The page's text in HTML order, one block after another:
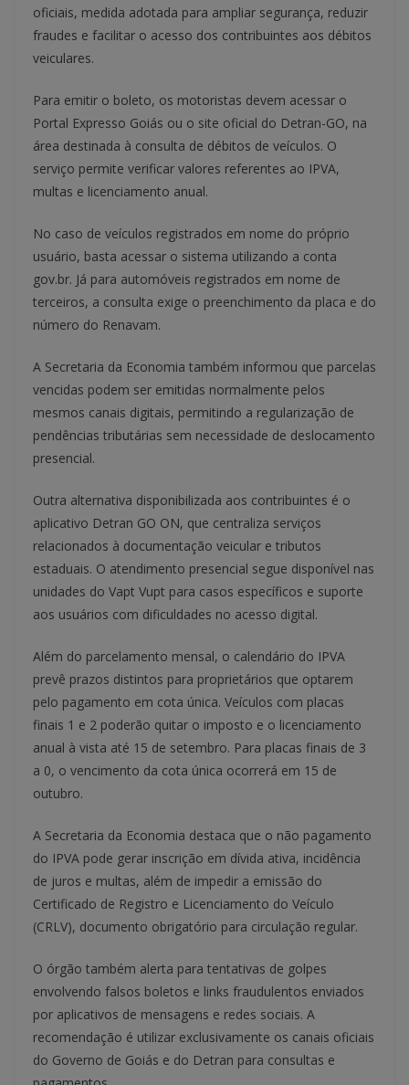
oficiais, medida adotada para ampliar segurança, reduzir
fraudes e facilitar o acesso dos contribuintes aos débitos
veiculares.
Para emitir o boleto, os motoristas devem acessar o
Portal Expresso Goiás ou o site oficial do Detran-GO, na
área destinada à consulta de débitos de veículos. O
serviço permite verificar valores referentes ao IPVA,
multas e licenciamento anual.
No caso de veículos registrados em nome do próprio
usuário, basta acessar o sistema utilizando a conta
gov.br. Já para automóveis registrados em nome de
terceiros, a consulta exige o preenchimento da placa e do
número do Renavam.
A Secretaria da Economia também informou que parcelas
vencidas podem ser emitidas normalmente pelos
mesmos canais digitais, permitindo a regularização de
pendências tributárias sem necessidade de deslocamento
presencial.
Outra alternativa disponibilizada aos contribuintes é o
aplicativo Detran GO ON, que centraliza serviços
relacionados à documentação veicular e tributos
estaduais. O atendimento presencial segue disponível nas
unidades do Vapt Vupt para casos específicos e suporte
aos usuários com dificuldades no acesso digital.
Além do parcelamento mensal, o calendário do IPVA
prevê prazos distintos para proprietários que optarem
pelo pagamento em cota única. Veículos com placas
finais 1 e 2 poderão quitar o imposto e o licenciamento
anual à vista até 15 de setembro. Para placas finais de 3
a 0, o vencimento da cota única ocorrerá em 15 de
outubro.
A Secretaria da Economia destaca que o não pagamento
do IPVA pode gerar inscrição em dívida ativa, incidência
de juros e multas, além de impedir a emissão do
Certificado de Registro e Licenciamento do Veículo
(CRLV), documento obrigatório para circulação regular.
O órgão também alerta para tentativas de golpes
envolvendo falsos boletos e links fraudulentos enviados
por aplicativos de mensagens e redes sociais. A
recomendação é utilizar exclusivamente os canais oficiais
do Governo de Goiás e do Detran para consultas e